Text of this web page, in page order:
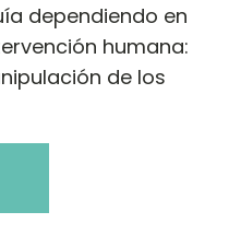
dependiendo en
humana:
de los